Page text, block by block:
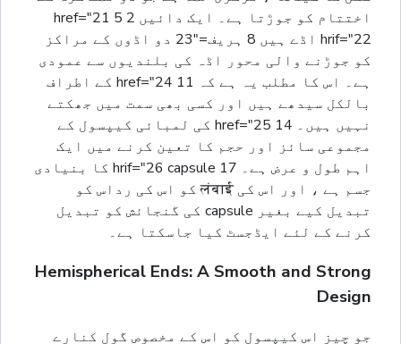
اختتام کو جوڑتا ہے۔ ایک دائیں 2 href="21 5
hrif="22 اڈے ہیں 8 ہریف="23 دو اڈوں کے مراکز
کو جوڑنے والی محور اڈہ کی بلندیوں سے عمودی
ہے۔ اس کا مطلب یہ ہے کہ 11 href="24 کے اطراف
بالکل سیدھے ہیں اور کسی بھی سمت میں جھکتے
نہیں ہیں۔ 14 href="25 کی لمبائی کیپسول کے
مجموعی سائز اور حجم کا تعین کرنے میں ایک
اہم طول و عرض ہے۔ 17 hrif="26 capsule کا بنیادی
جسم ہے ، اور اس کی लंबाई کو اس کی رداس کو
تبدیل کیے بغیر capsule کی گنجائش کو تبدیل
کرنے کے لئے ایڈجسٹ کیا جاسکتا ہے۔
Hemispherical Ends: A Smooth and Strong
Design
جو چیز اس کیپسول کو اس کے مخصوص گول کنارے